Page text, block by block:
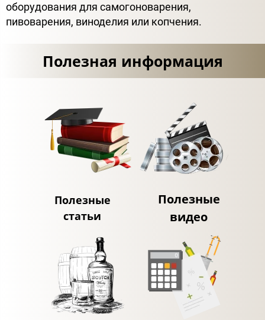
оборудования для самогоноварения,
пивоварения, виноделия или копчения.
Полезная информация
Полезные
статьи
Полезные
видео